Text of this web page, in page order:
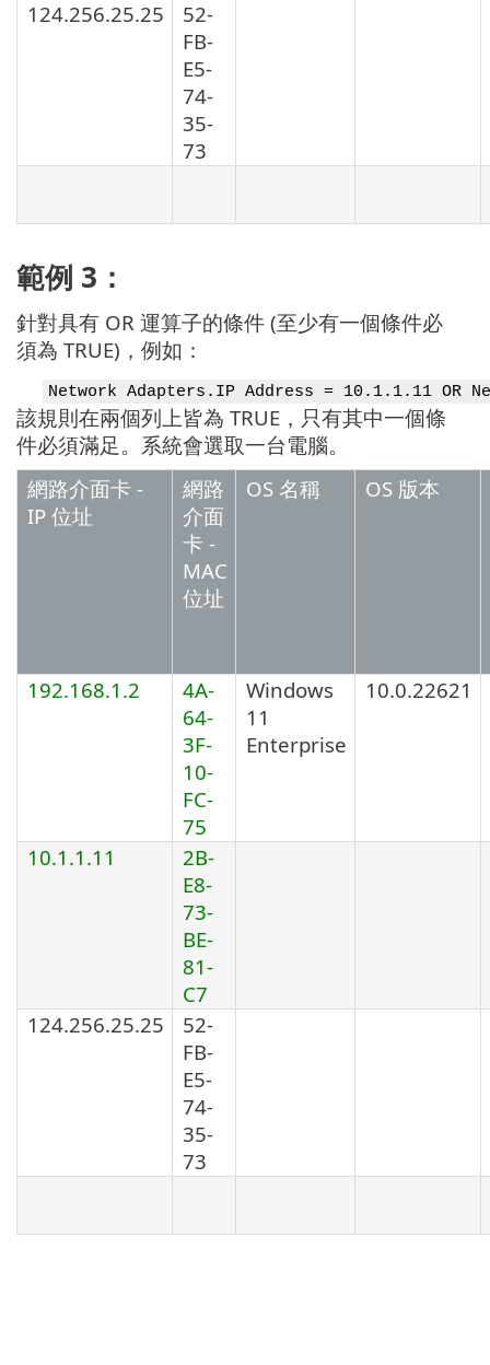
124.256.25.25
52-
FB-
E5-
74-
35-
73
範例 3：
針對具有 OR 運算子的條件 (至少有一個條件必
須為 TRUE)，例如：
Network Adapters.IP Address = 10.1.1.11 OR
該規則在兩個列上皆為 TRUE，只有其中一個條
件必須滿足。系統會選取一台電腦。
網路介面卡 -
IP 位址
網路
介面
卡 -
MAC
位址
OS 名稱 OS 版本
192.168.1.2
4A-
64-
3F-
10-
FC-
75
Windows
11
Enterprise
10.0.22621
10.1.1.11
2B-
E8-
73-
BE-
81-
C7
124.256.25.25
52-
FB-
E5-
74-
35-
73